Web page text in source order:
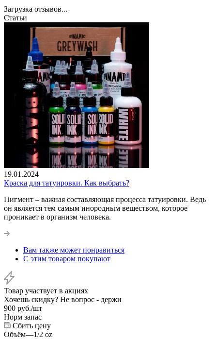
Загрузка отзывов...
Статьи
19.01.2024
Краска для татуировки. Как выбрать?
Пигмент – важная составляющая процесса татуировки. Ведь
он является тем самым инородным веществом, которое
проникает в организм человека.
Вам также может понравиться
С этим товаром покупают
Товар участвует в акциях
Хочешь скидку? Не вопрос - держи
900 руб./шт
Норм запас
Сбить цену
Объём—1/2 oz